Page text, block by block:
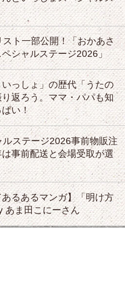
ト一部公開！「おかあさ
シャルステージ2026」
っしょ」の歴代「うたの
返ろう。ママ・パパも知
い！
ルステージ2026事前物販注
事前配送と会場受取が選
るあるマンガ】「明け方
あま田こにーさん